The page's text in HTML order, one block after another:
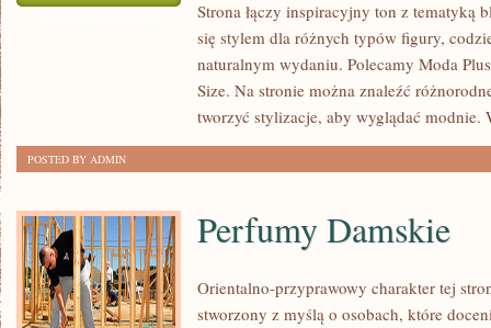
PLUS
SIZE
Strona łączy inspiracyjny ton z tematyką
się stylem dla różnych typów figury,
naturalnym wydaniu. Polecamy Moda
Size. Na stronie można znaleźć
tworzyć stylizacje, aby wyglądać modnie.
POSTED BY ADMIN
Perfumy Damskie
Orientalno-przyprawowy charakter tej
stworzony z myślą o osobach, które